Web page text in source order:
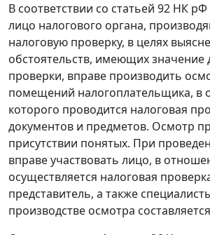
В соответствии со статьей 92 НК рФ
лицо налогового органа,
налоговую проверку, в целях
обстоятельств, имеющих значение
проверки, вправе производить
помещений налогоплательщика, в
которого проводится налоговая
документов и предметов. Осмотр
присутствии понятых. При
вправе участвовать лицо, в
осуществляется налоговая
представитель, а также
производстве осмотра